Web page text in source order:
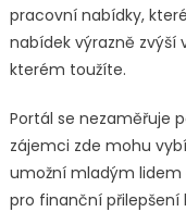
pracovní nabídky,
nabídek výrazně zvýší
kterém toužíte.
Portál se nezaměřuje
zájemci zde mohu
umožní mladým
pro finanční přilepšení